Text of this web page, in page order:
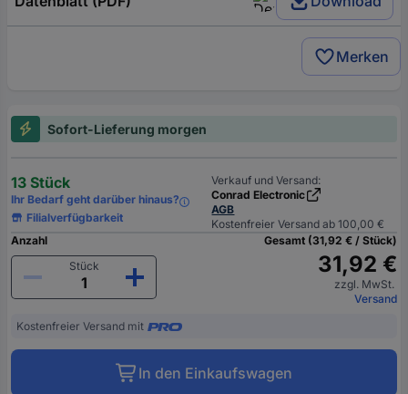
Merken
Sofort-Lieferung morgen
13 Stück
Ihr Bedarf geht darüber hinaus?
Filialverfügbarkeit
Verkauf und Versand:
Conrad Electronic
AGB
Kostenfreier Versand ab 100,00 €
Anzahl
Stück
Gesamt (31,92 € / Stück)
31,92 €
zzgl. MwSt.
Versand
Kostenfreier Versand mit
In den Einkaufswagen